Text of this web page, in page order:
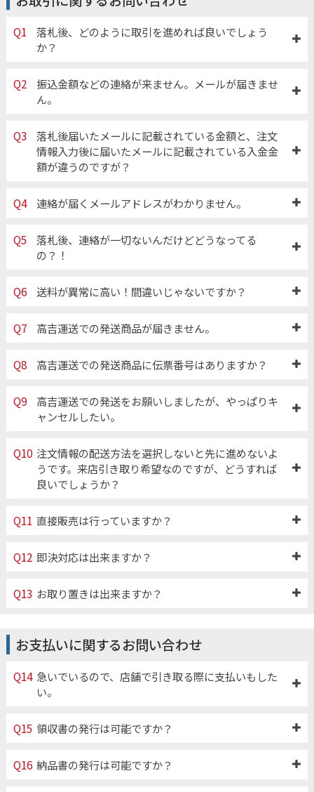
Q1
落札後、どのように取引を進めれば良いでしょう
か？
Q2
振込金額などの連絡が来ません。メールが届きませ
ん。
Q3
落札後届いたメールに記載されている金額と、注文
情報入力後に届いたメールに記載されている入金金
額が違うのですが？
Q4 連絡が届くメールアドレスがわかりません。
Q5
落札後、連絡が一切ないんだけどどうなってる
の？！
Q6 送料が異常に高い！間違いじゃないですか？
Q7 高吉運送での発送商品が届きません。
Q8 高吉運送での発送商品に伝票番号はありますか？
Q9
高吉運送での発送をお願いしましたが、やっぱりキ
ャンセルしたい。
Q10 注文情報の配送方法を選択しないと先に進めないよ
うです。来店引き取り希望なのですが、どうすれば
良いでしょうか？
Q11 直接販売は行っていますか？
Q12 即決対応は出来ますか？
Q13 お取り置きは出来ますか？
お支払いに関するお問い合わせ
Q14 急いでいるので、店舗で引き取る際に支払いもした
い。
Q15 領収書の発行は可能ですか？
Q16 納品書の発行は可能ですか？